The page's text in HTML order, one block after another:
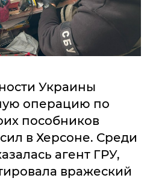
Украины
операцию по
пособников
в Херсоне. Среди
агент ГРУ,
вражеский